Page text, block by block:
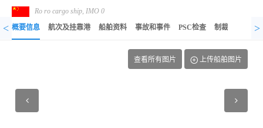
Ro ro cargo ship, IMO 0
< 概要信息 航次及挂靠港 船舶资料 事故和事件 PSC检查 制裁记录 异
>
查看所有图片 上传船舶图片